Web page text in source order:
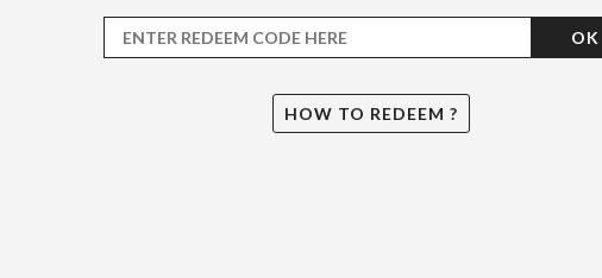
OK
HOW TO REDEEM ?